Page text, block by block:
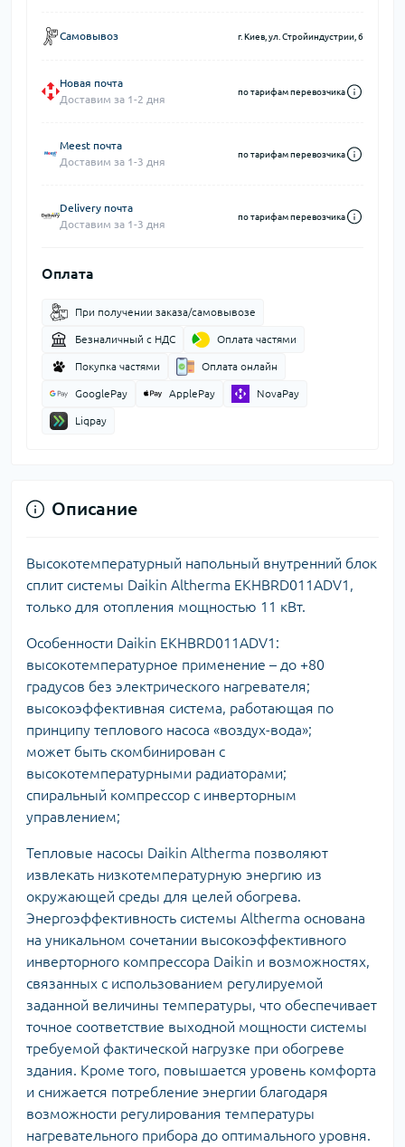
Самовывоз г. Киев, ул. Стройиндустрии, 6
Новая почта
Доставим за 1-2 дня
по тарифам перевозчика
Meest почта
Доставим за 1-3 дня
по тарифам перевозчика
Delivery почта
Доставим за 1-3 дня
по тарифам перевозчика
Оплата
При получении заказа/самовывозе
Безналичный с НДС Оплата частями
Покупка частями Оплата онлайн
GooglePay ApplePay NovaPay
Liqpay
Описание
Высокотемпературный напольный внутренний блок
сплит системы Daikin Altherma EKHBRD011ADV1,
только для отопления мощностью 11 кВт.
Особенности Daikin EKHBRD011ADV1:
высокотемпературное применение – до +80
градусов без электрического нагревателя;
высокоэффективная система, работающая по
принципу теплового насоса «воздух-вода»;
может быть скомбинирован с
высокотемпературными радиаторами;
спиральный компрессор с инверторным
управлением;
Тепловые насосы Daikin Altherma позволяют
извлекать низкотемпературную энергию из
окружающей среды для целей обогрева.
Энергоэффективность системы Altherma основана
на уникальном сочетании высокоэффективного
инверторного компрессора Daikin и возможностях,
связанных с использованием регулируемой
заданной величины температуры, что обеспечивает
точное соответствие выходной мощности системы
требуемой фактической нагрузке при обогреве
здания. Кроме того, повышается уровень комфорта
и снижается потребление энергии благодаря
возможности регулирования температуры
нагревательного прибора до оптимального уровня.